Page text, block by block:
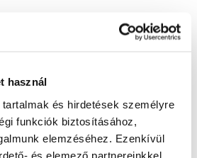
használ
és hirdetések személyre
funkciók biztosításához,
elemzéséhez. Ezenkívül
és elemező partnereinkkel